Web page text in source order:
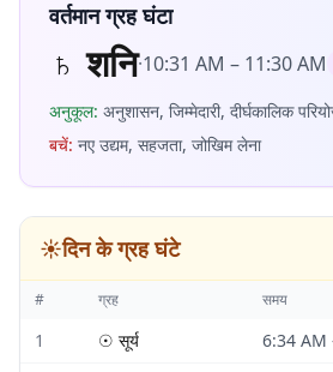
वर्तमान ग्रह घंटा
♄ शनि·10:31 AM – 11:30 AM
अनुकूल: अनुशासन, जिम्मेदारी, दीर्घकालिक
बचें: नए उद्यम, सहजता, जोखिम लेना
☀️दिन के ग्रह घंटे
# ग्रह समय
1 ☉ सूर्य 6:34 AM